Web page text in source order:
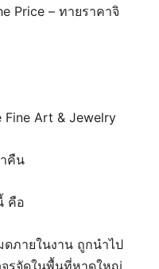
Price – ทายราคาจิ
Fine Art & Jewelry
คืน
คือ
ดภายในงาน ถูกนำไป
รจัดในพื้นที่หาดใหญ่